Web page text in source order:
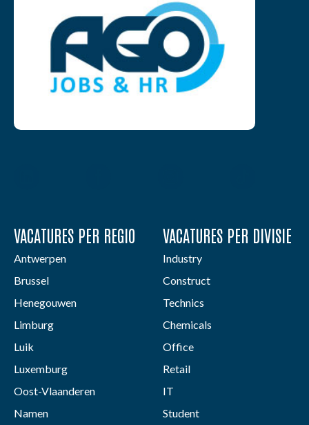
VACATURES PER REGIO
Antwerpen
Brussel
Henegouwen
Limburg
Luik
Luxemburg
Oost-Vlaanderen
Namen
VACATURES PER DIVISIE
Industry
Construct
Technics
Chemicals
Office
Retail
IT
Student